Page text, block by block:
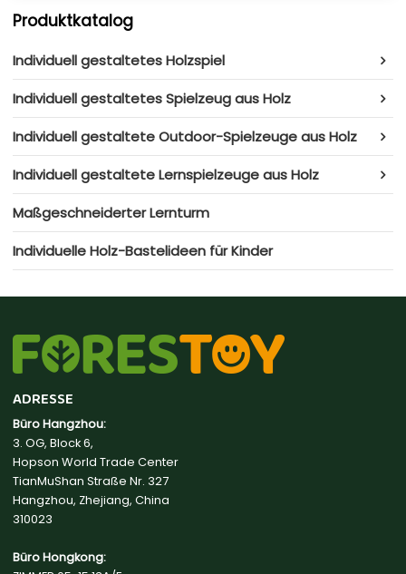
Produktkatalog
Individuell gestaltetes Holzspiel
Individuell gestaltetes Spielzeug aus Holz
Individuell gestaltete Outdoor-Spielzeuge aus Holz
Individuell gestaltete Lernspielzeuge aus Holz
Maßgeschneiderter Lernturm
Individuelle Holz-Bastelideen für Kinder
ADRESSE
Büro Hangzhou:
3. OG, Block 6,
Hopson World Trade Center
TianMuShan Straße Nr. 327
Hangzhou, Zhejiang, China
310023
Büro Hongkong: